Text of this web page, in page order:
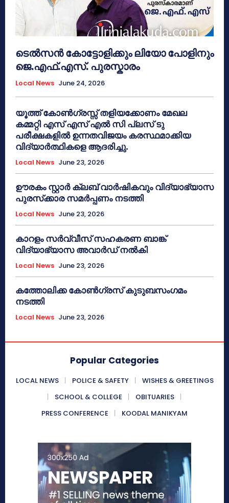
ടെൽസൻ കോട്ടോളിക്കും ലിയോ പോളിനും
ജെ.എഫ്.എസ്. പുരസ്കാരം
Local News June 24, 2026
യൂത്ത് കോൺഗ്രസ്സ് തളിയക്കോണം മേഖല
കമ്മറ്റി എസ് എസ് എൽ സി പ്ലസ് ടു
പരീക്ഷകളിൽ ഉന്നതവിജയം കരസ്ഥമാക്കിയ
വിദ്യാർത്ഥികളെ ആദരിച്ചു.
Local News June 23, 2026
ഊരകം സ്റ്റാർ ക്ലബ് വാർഷികവും വിദ്യാഭ്യാസ
പുരസ്‌ക്കാര സമർപ്പണം നടത്തി
Local News June 23, 2026
കാറളം സർവ്വീസ് സഹകരണ ബാങ്ക്
വിദ്യാഭ്യാസ അവാർഡ് നൽകി
Local News June 23, 2026
കത്തോലിക്ക കോൺഗ്രസ് കുടുബസംഗമം
നടത്തി
Local News June 23, 2026
Popular Categories
LOCAL NEWS POLICE & SAFETY
WISHES & GREETINGS
SCHOOL & COLLEGE
OBITUARIES
PRESS CONFERENCE
KOODAL MANIKYAM